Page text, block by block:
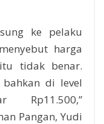
ke pelaku
harga
tidak benar.
di level
Pangan, Yudi